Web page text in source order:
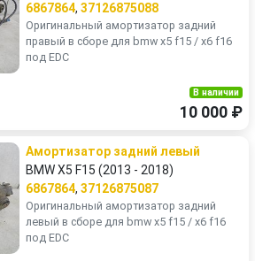
6867864, 37126875088
Оригинальный амортизатор задний
правый в сборе для bmw x5 f15 / x6 f16
под EDC
В наличии
10 000 ₽
Амортизатор задний левый
BMW X5 F15 (2013 - 2018)
6867864, 37126875087
Оригинальный амортизатор задний
левый в сборе для bmw x5 f15 / x6 f16
под EDC